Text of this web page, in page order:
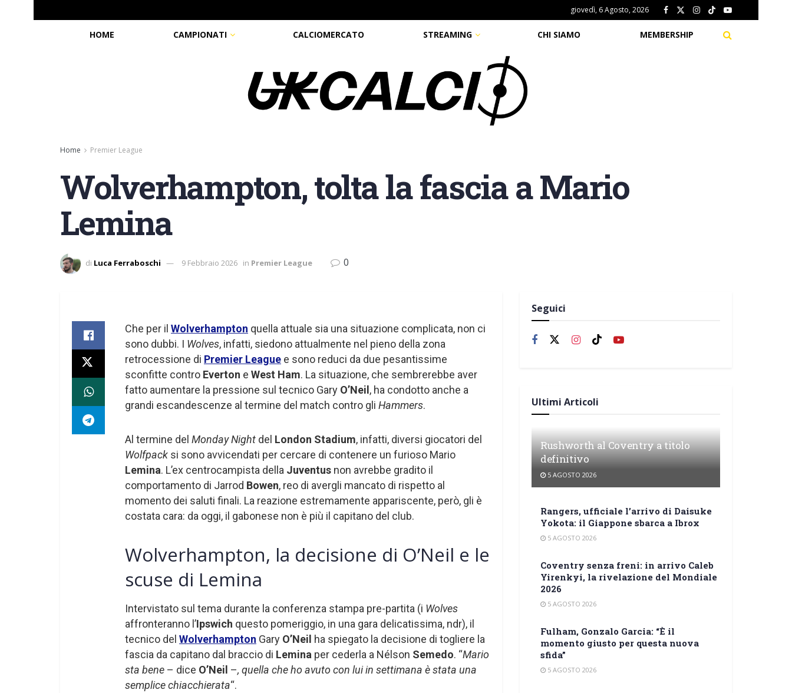
giovedì, 6 Agosto, 2026
HOME CAMPIONATI CALCIOMERCATO STREAMING CHI SIAMO MEMBERSHIP
Home Premier League
Wolverhampton, tolta la fascia a Mario
Lemina
di Luca Ferraboschi 9 Febbraio 2026 in Premier League 0
Che per il Wolverhampton quella attuale sia una situazione complicata, non ci
sono dubbi. I Wolves, infatti, siedono attualmente nel pieno della zona
retrocessione di Premier League e sono reduci da due pesantissime
sconfitte contro Everton e West Ham. La situazione, che sembrerebbe aver
fatto aumentare la pressione sul tecnico Gary O’Neil , ha condotto anche a
grandi escandescenze al termine del match contro gli Hammers.
Al termine del Monday Night del London Stadium, infatti, diversi giocatori del
Wolfpack si sono avvicendati per cercare di contenere un furioso Mario
Lemina. L’ex centrocampista della Juventus non avrebbe gradito il
comportamento di Jarrod Bowen, reo di avergli mancato di rispetto al
momento dei saluti finali. La reazione estremamente appariscente, però, gli è
costata cara: da oggi, il gabonese non è più il capitano del club.
Wolverhampton, la decisione di O’Neil e le
scuse di Lemina
Intervistato sul tema durante la conferenza stampa pre-partita (i Wolves
affronteranno l’Ipswich questo pomeriggio, in una gara delicatissima, ndr), il
tecnico del Wolverhampton Gary O’Neil ha spiegato la decisione di togliere la
fascia da capitano dal braccio di Lemina per cederla a Nélson Semedo. “Mario
sta bene – dice O’Neil –, quella che ho avuto con lui in settimana è stata una
semplice chiacchierata“.
Seguici
Ultimi Articoli
Rushworth al Coventry a titolo
definitivo
5 AGOSTO 2026
Rangers, ufficiale l’arrivo di Daisuke
Yokota: il Giappone sbarca a Ibrox
5 AGOSTO 2026
Coventry senza freni: in arrivo Caleb
Yirenkyi, la rivelazione del Mondiale
2026
5 AGOSTO 2026
Fulham, Gonzalo Garcia: “È il
momento giusto per questa nuova
sfida”
5 AGOSTO 2026